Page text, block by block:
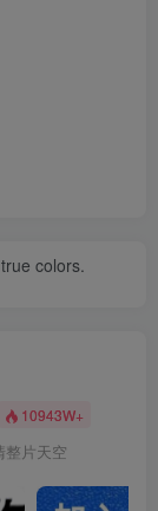
colors.
10943W+
整片天空